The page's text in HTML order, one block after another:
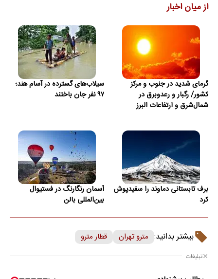
از میان اخبار
گرمای شدید در جنوب و مرکز
کشور/ رگبار و رعدوبرق در
شمال‌شرق و ارتفاعات البرز
سیلاب‌های گسترده در آسام هند؛
۹۷ نفر جان باختند
برف تابستانی دماوند را سفیدپوش
کرد
آسمان رنگارنگ در فستیوال
بین‌المللی بالن
بیشتر بدانید: مترو تهران قطار مترو
تبلیغات